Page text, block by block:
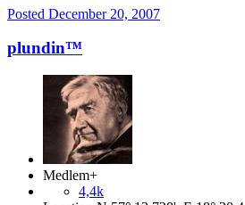
Posted December 20, 2007
plundin™
Medlem+
4,4k